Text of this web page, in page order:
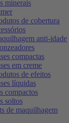
minerais
de cobertura
anti-idade
compactas
em creme
de efeitos
líquidas
compactos
soltos
de maquilhagem